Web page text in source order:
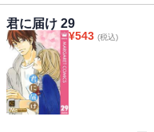
君に届け 29
¥543 (税込)